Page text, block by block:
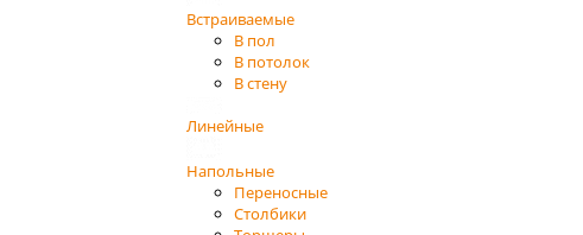
Встраиваемые
В пол
В потолок
В стену
Линейные
Напольные
Переносные
Столбики